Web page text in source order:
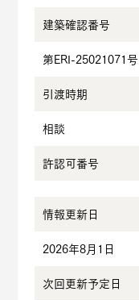
建築確認番号
第ERI-25021071号
引渡時期
相談
許認可番号
情報更新日
2026年8月1日
次回更新予定日